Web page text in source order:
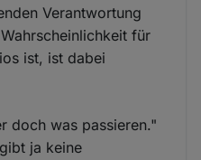
Verantwortung
für
ist, ist dabei
doch was passieren."
ja keine